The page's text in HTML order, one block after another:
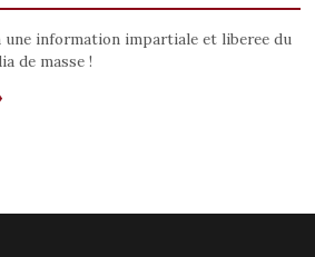
une information impartiale et liberee du
de masse !